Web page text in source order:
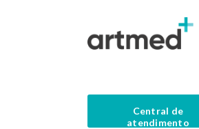
Central de
atendimento